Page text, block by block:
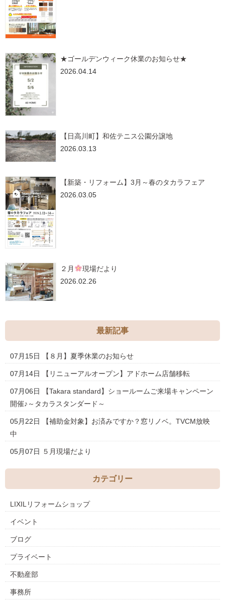
★ゴールデンウィーク休業のお知らせ★
2026.04.14
【日高川町】和佐テニス公園分譲地
2026.03.13
【新築・リフォーム】3月～春のタカラフェア
2026.03.05
２月
現場だより
2026.02.26
最新記事
07月15日 【８月】夏季休業のお知らせ
07月14日 【リニューアルオープン】アドホーム店舗移転
07月06日
【Takara standard】ショールームご来場キャンペーン
開催♪～タカラスタンダード～
05月22日
【補助金対象】お済みですか？窓リノベ。TVCM放映
中
05月07日 ５月現場だより
カテゴリー
LIXILリフォームショップ
イベント
ブログ
プライベート
不動産部
事務所